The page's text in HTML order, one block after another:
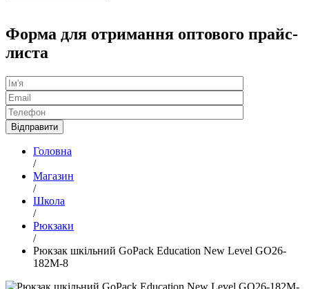
Форма для отримання оптового прайс-
листа
Головна
/
Магазин
/
Школа
/
Рюкзаки
/
Рюкзак шкільний GoPack Education New Level GO26-
182M-8